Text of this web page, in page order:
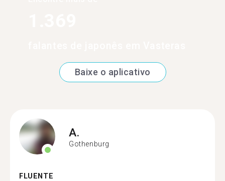
Baixe o aplicativo
A.
Gothenburg
FLUENTE